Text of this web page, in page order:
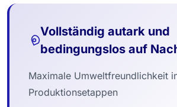
Vollständig autark und
bedingungslos auf
Maximale Umweltfreundlichkeit
Produktionsetappen